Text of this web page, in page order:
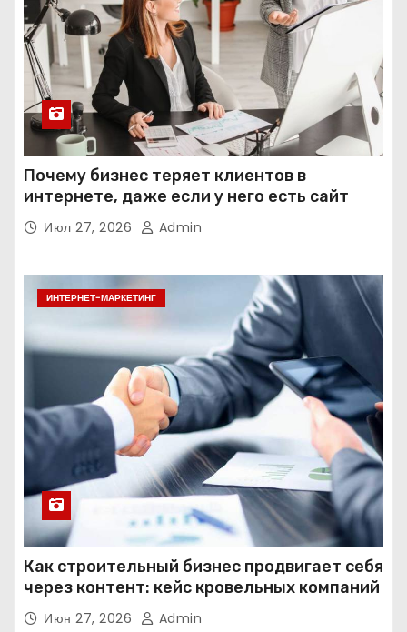
Почему бизнес теряет клиентов в
интернете, даже если у него есть сайт
Июл 27, 2026 Admin
ИНТЕРНЕТ-МАРКЕТИНГ
Как строительный бизнес продвигает себя
через контент: кейс кровельных компаний
Июн 27, 2026 Admin